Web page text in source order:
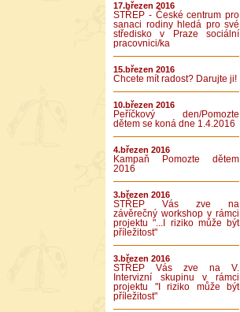
17.březen 2016
STŘEP - České centrum pro
sanaci rodiny hledá pro své
středisko v Praze sociální
pracovnici/ka
15.březen 2016
Chcete mít radost? Darujte ji!
10.březen 2016
Peříčkový den/Pomozte
dětem se koná dne 1.4.2016
4.březen 2016
Kampaň Pomozte dětem
2016
3.březen 2016
STŘEP Vás zve na
závěrečný workshop v rámci
projektu "...I riziko může být
příležitost"
3.březen 2016
STŘEP Vás zve na V.
Intervizní skupinu v rámci
projektu "I riziko může být
příležitost"